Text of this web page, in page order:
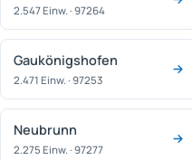
2.547 Einw. · 97264
Gaukönigshofen
2.471 Einw. · 97253
Neubrunn
2.275 Einw. · 97277